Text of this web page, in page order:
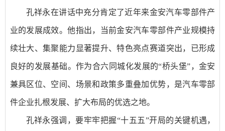
孔祥永在讲话中充分肯定了近年来金安汽车零部件产
业的发展成效。他指出，当前金安汽车零部件产业规模持
续壮大、集聚能力显著提升、特色亮点赛道突出，已形成
良好的发展基础。作为合六同城化发展的“桥头堡”，金安
兼具区位、空间、场景和政策多重叠加优势，是汽车零部
件企业扎根发展、扩大布局的优选之地。
孔祥永强调，要牢牢把握“十五五”开局的关键机遇，